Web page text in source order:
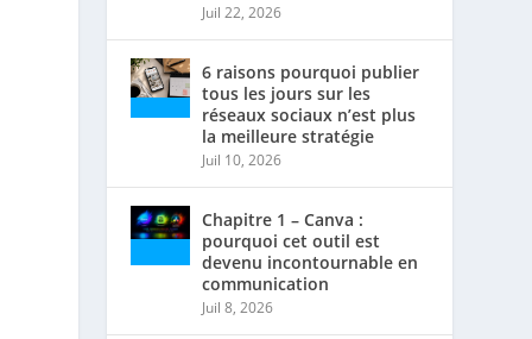
Juil 22, 2026
6 raisons pourquoi publier
tous les jours sur les
réseaux sociaux n’est plus
la meilleure stratégie
Juil 10, 2026
Chapitre 1 – Canva :
pourquoi cet outil est
devenu incontournable en
communication
Juil 8, 2026